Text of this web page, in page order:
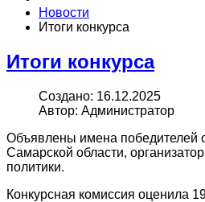
Новости
Итоги конкурса
Итоги конкурса
Создано: 16.12.2025
Автор: Администратор
Объявлены имена победителей
Самарской области,
политики.
Конкурсная комиссия оценила